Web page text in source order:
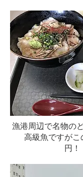
漁港周辺で名物の
高級魚ですがこ
円！